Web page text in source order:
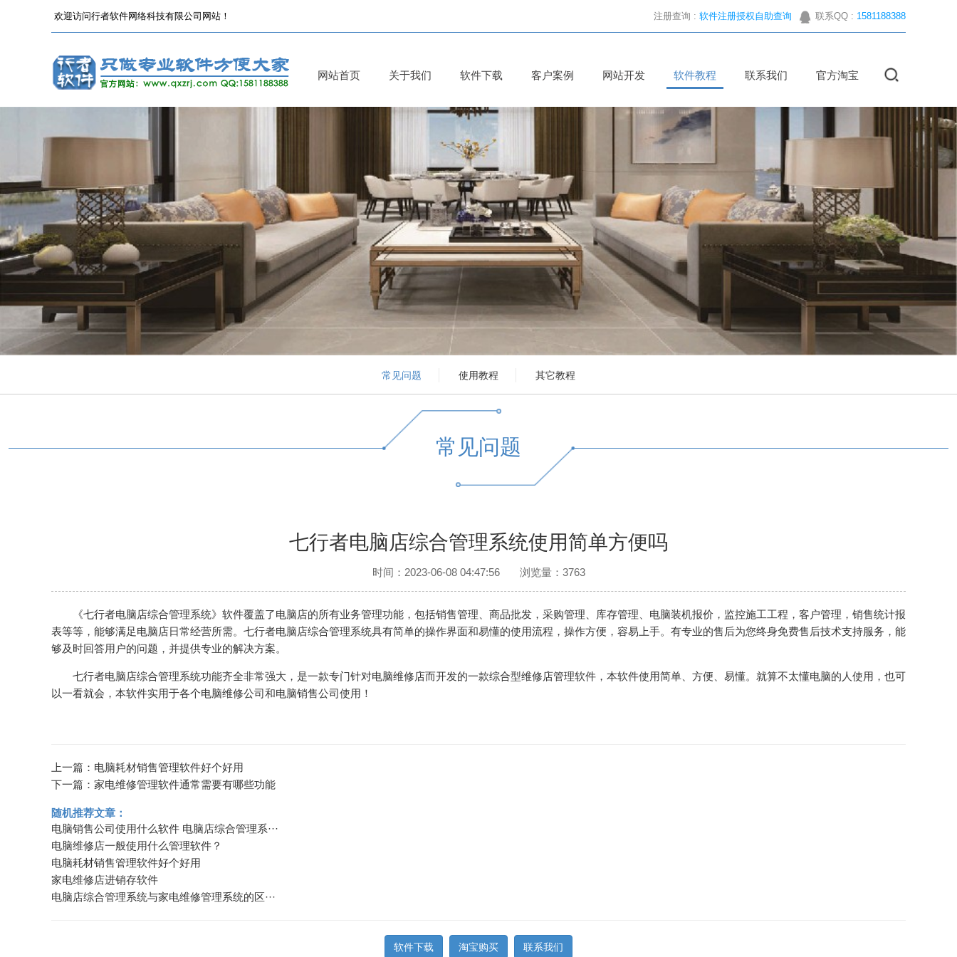
欢迎访问行者软件网络科技有限公司网站！ 联系QQ : 1581188388
注册查询 : 软件注册授权自助查询
网站首页 关于我们 软件下载 客户案例 网站开发 软件教程
常见问题
其它教程
联系我们 官方淘宝
常见问题 使用教程 其它教程
常见问题
七行者电脑店综合管理系统使用简单方便吗
时间：2023-06-08 04:47:56 浏览量：3763
《七行者电脑店综合管理系统》软件覆盖了电脑店的所有业务管理功能，包括销售管理、商品批发，采购管理、库存管理、 电脑装机报价 ， 监控施工工程， 客户管理 ，销售统计报
表等等，能够满足电脑店日常经营所需。七行者电脑店综合管理系统具有简单的操作界面和易懂的使用流程，操作方便，容易上手。有专业的售后为您终身免费售后技术支持服务，能
够及时回答用户的问题，并提供专业的解决方案。
七行者电脑店综合管理系统功能齐全非常强大，是一款专门针对电脑维修店而开发的一款综合型维修店管理软件，本软件使用简单、方便、易懂。就算不太懂电脑的人使用，也可
以一看就会，本软件实用于各个电脑维修公司和电脑销售公司使用！
上一篇： 电脑耗材销售管理软件好个好用
下一篇： 家电维修管理软件通常需要有哪些功能
随机推荐文章：
电脑销售公司使用什么软件 电脑店综合管理系···
电脑维修店一般使用什么管理软件？
电脑耗材销售管理软件好个好用
家电维修店进销存软件
电脑店综合管理系统与家电维修管理系统的区···
软件下载 淘宝购买 联系我们